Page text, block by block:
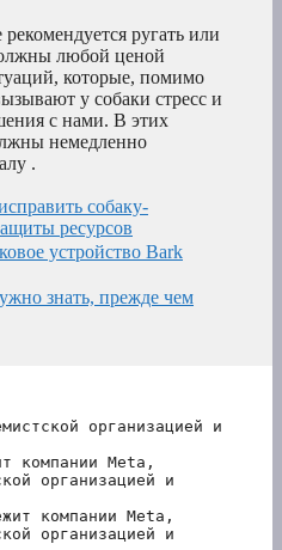
ругать или
любой ценой
которые, помимо
у собаки стресс и
с нами. В этих
немедленно
.
собаку-
ресурсов
устройство Bark
знать, прежде чем
организацией и
компании Meta,
организацией и
компании Meta,
организацией и